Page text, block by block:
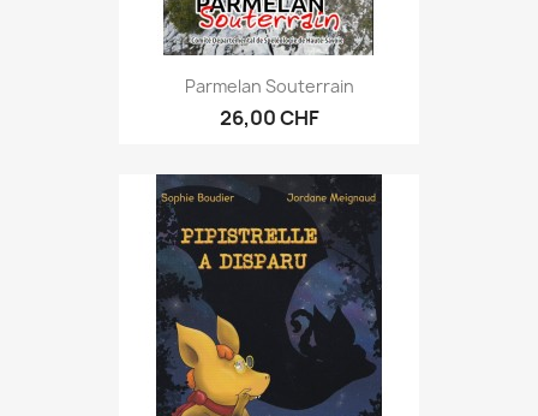
Parmelan Souterrain
26,00 CHF